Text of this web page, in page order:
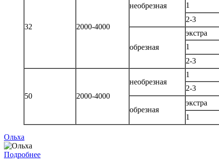
32 2000-4000
необрезная
1
2-3
обрезная
экстра
1
2-3
50 2000-4000
необрезная
1
2-3
обрезная
экстра
1
Ольха
Подробнее